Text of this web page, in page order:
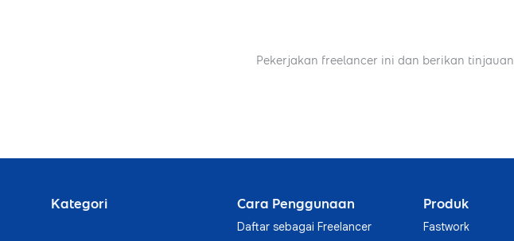
Pekerjakan freelancer ini dan berikan tinjauan
Kategori Cara Penggunaan
Daftar sebagai Freelancer
Produk
Fastwork